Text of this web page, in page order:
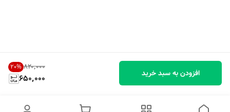
۸۲۰٬۰۰۰ 20%
650,000 افزودن به سبد خرید